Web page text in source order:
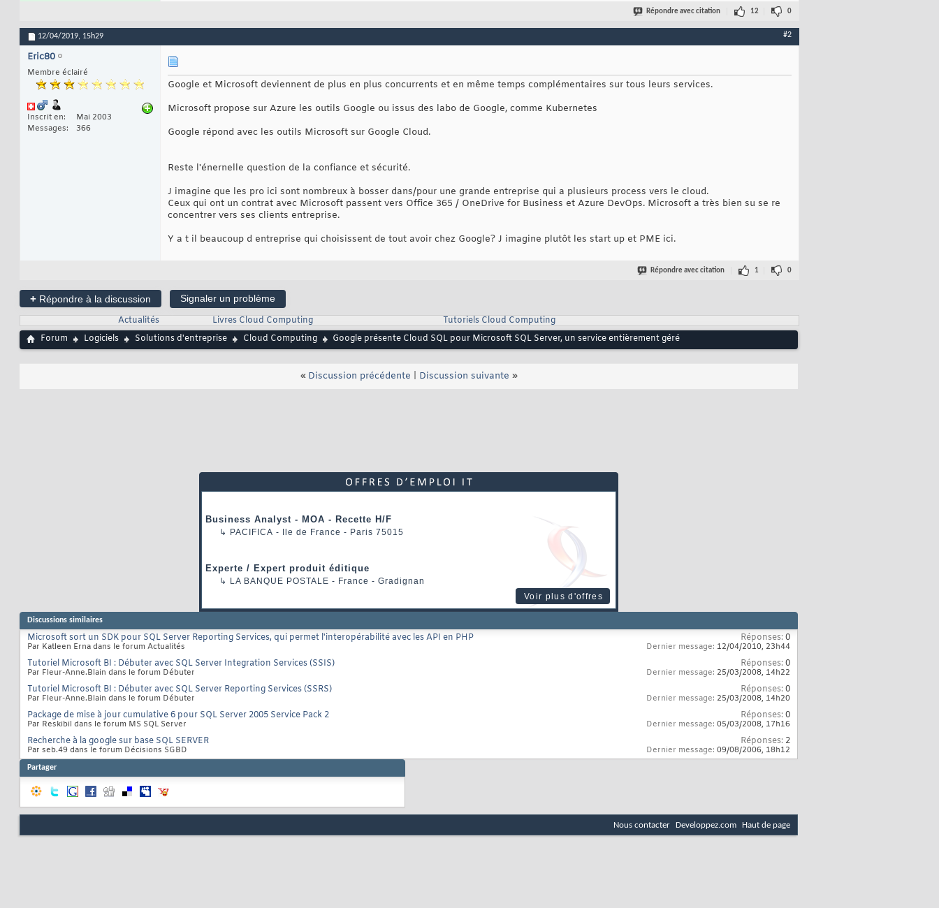
Répondre avec citation 12 0
12/04/2019, 15h29 #2
Eric80
Membre éclairé
Inscrit en
Mai 2003
Messages
366
Google et Microsoft deviennent de plus en plus concurrents et en même temps complémentaires sur tous leurs services.
Microsoft propose sur Azure les outils Google ou issus des labo de Google, comme Kubernetes
Google répond avec les outils Microsoft sur Google Cloud.
Reste l'énernelle question de la confiance et sécurité.
J imagine que les pro ici sont nombreux à bosser dans/pour une grande entreprise qui a plusieurs process vers le cloud.
Ceux qui ont un contrat avec Microsoft passent vers Office 365 / OneDrive for Business et Azure DevOps. Microsoft a très bien su se re
concentrer vers ses clients entreprise.
Y a t il beaucoup d entreprise qui choisissent de tout avoir chez Google? J imagine plutôt les start up et PME ici.
Répondre avec citation 1 0
+ Répondre à la discussion
Signaler un problème
Actualités
Livres Cloud Computing
Tutoriels Cloud Computing
Forum
Logiciels Solutions d'entreprise Cloud Computing Google présente Cloud SQL pour Microsoft SQL Server, un service entièrement géré
« Discussion précédente Discussion suivante »
Business Analyst - MOA - Recette H/F
↳ PACIFICA - Ile de France - Paris 75015
Experte / Expert produit éditique
↳ LA BANQUE POSTALE - France - Gradignan
Voir plus d'offres
Discussions similaires
Microsoft sort un SDK pour SQL Server Reporting Services, qui permet l'interopérabilité avec les API en PHP
Par Katleen Erna dans le forum Actualités
Réponses:0
Dernier message: 12/04/2010, 23h44
Tutoriel Microsoft BI : Débuter avec SQL Server Integration Services (SSIS)
Par Fleur-Anne.Blain dans le forum Débuter
Réponses:0
Dernier message: 25/03/2008, 14h22
Tutoriel Microsoft BI : Débuter avec SQL Server Reporting Services (SSRS)
Par Fleur-Anne.Blain dans le forum Débuter
Réponses:0
Dernier message: 25/03/2008, 14h20
Package de mise à jour cumulative 6 pour SQL Server 2005 Service Pack 2
Par Reskibil dans le forum MS SQL Server
Réponses:0
Dernier message: 05/03/2008, 17h16
Recherche à la google sur base SQL SERVER
Par seb.49 dans le forum Décisions SGBD
Réponses: 2
Dernier message: 09/08/2006, 18h12
Partager
Nous contacter Developpez.com Haut de page